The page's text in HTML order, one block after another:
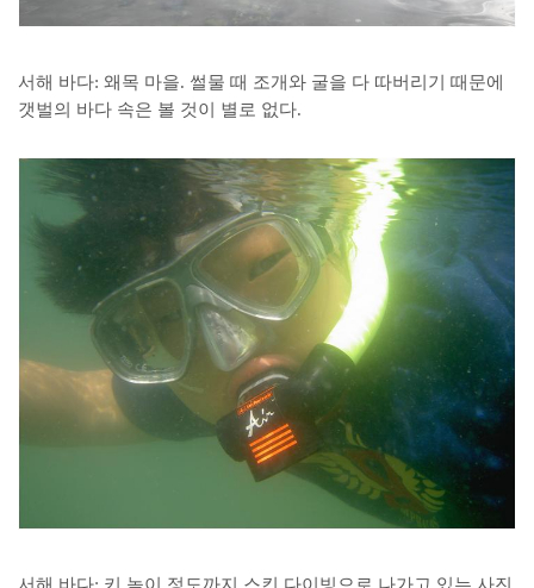
서해 바다: 왜목 마을. 썰물 때 조개와 굴을 다 따버리기 때문에
갯벌의 바다 속은 볼 것이 별로 없다.